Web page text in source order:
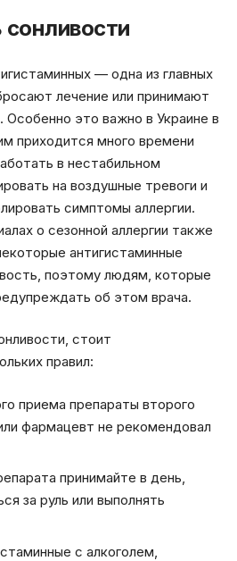
— одна из главных
лечение или принимают
Особенно это важно в Украине в
приходится много времени
в нестабильном
на воздушные тревоги и
симптомы аллергии.
о сезонной аллергии также
антигистаминные
поэтому людям, которые
об этом врача.
стоит
правил:
приема препараты второго
фармацевт не рекомендовал
принимайте в день,
за руль или выполнять
с алкоголем,